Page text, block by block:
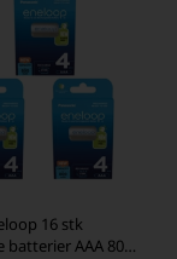
16 stk
batterier AAA 800